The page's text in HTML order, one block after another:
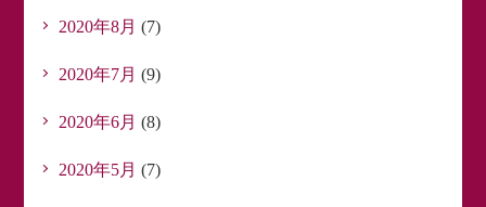
2020年8月 (7)
2020年7月 (9)
2020年6月 (8)
2020年5月 (7)